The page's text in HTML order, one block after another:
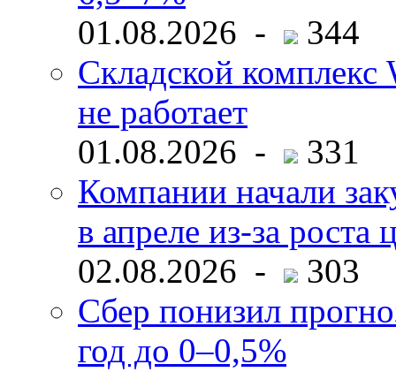
01.08.2026 -
344
Складской комплекс
не работает
01.08.2026 -
331
Компании начали
в апреле из-за роста
02.08.2026 -
303
Сбер понизил
год до 0–0,5%